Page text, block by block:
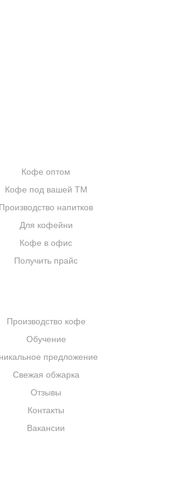
Кофе оптом
Кофе под вашей ТМ
Производство напитков
Для кофейни
Кофе в офис
Получить прайс
Производство кофе
Обучение
предложение
Свежая обжарка
Отзывы
Контакты
Вакансии